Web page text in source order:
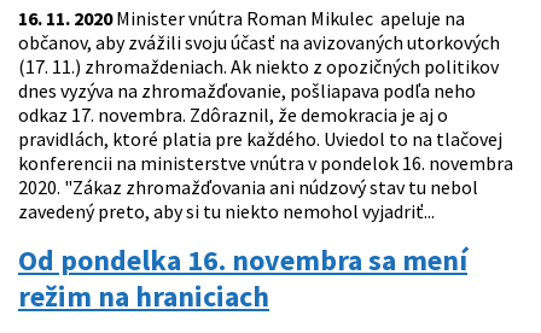
16. 11. 2020Minister vnútra Roman Mikulec apeluje na
občanov, aby zvážili svoju účasť na avizovaných utorkových
(17. 11.) zhromaždeniach. Ak niekto z opozičných politikov
dnes vyzýva na zhromažďovanie, pošliapava podľa neho
odkaz 17. novembra. Zdôraznil, že demokracia je aj o
pravidlách, ktoré platia pre každého. Uviedol to na tlačovej
konferencii na ministerstve vnútra v pondelok 16. novembra
2020. "Zákaz zhromažďovania ani núdzový stav tu nebol
zavedený preto, aby si tu niekto nemohol vyjadriť...
Od pondelka 16. novembra sa mení
režim na hraniciach